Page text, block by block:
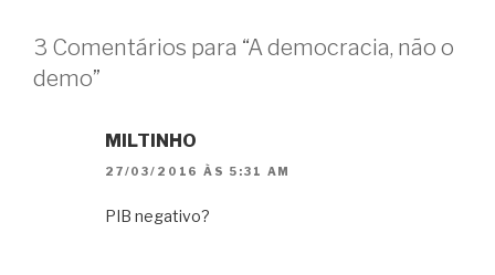
3 Comentários para “A democracia, não o
demo”
MILTINHO
27/03/2016 ÀS 5:31 AM
PIB negativo?